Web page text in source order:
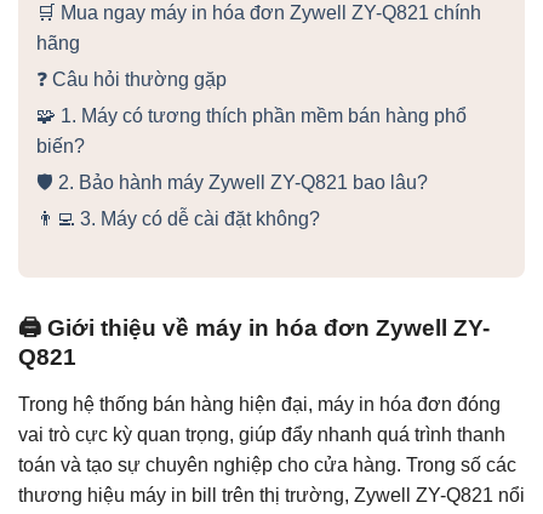
🛒 Mua ngay máy in hóa đơn Zywell ZY-Q821 chính
hãng
❓ Câu hỏi thường gặp
🧩 1. Máy có tương thích phần mềm bán hàng phổ
biến?
🛡️ 2. Bảo hành máy Zywell ZY-Q821 bao lâu?
👨‍💻 3. Máy có dễ cài đặt không?
🖨️ Giới thiệu về máy in hóa đơn Zywell ZY-
Q821
Trong hệ thống bán hàng hiện đại, máy in hóa đơn đóng
vai trò cực kỳ quan trọng, giúp đẩy nhanh quá trình thanh
toán và tạo sự chuyên nghiệp cho cửa hàng. Trong số các
thương hiệu máy in bill trên thị trường, Zywell ZY-Q821 nổi